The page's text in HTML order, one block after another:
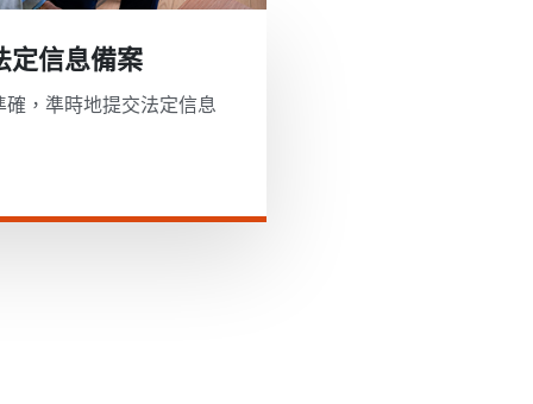
定信息備案
確，準時地提交法定信息